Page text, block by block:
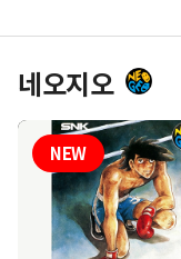
네오지오